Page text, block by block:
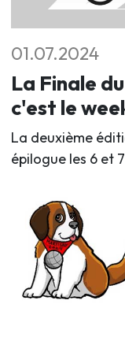
01.07.2024
La Finale
c'est le
La deuxième
épilogue les 6 et